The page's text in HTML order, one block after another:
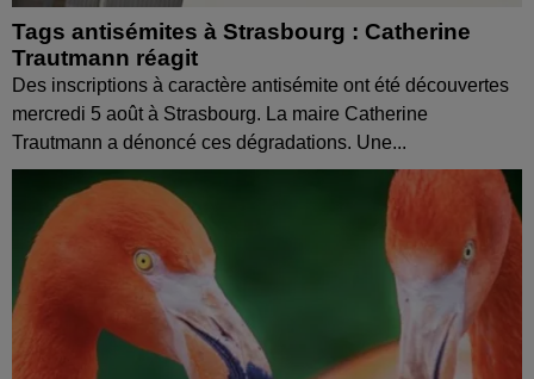
Tags antisémites à Strasbourg : Catherine
Trautmann réagit
Des inscriptions à caractère antisémite ont été découvertes
mercredi 5 août à Strasbourg. La maire Catherine
Trautmann a dénoncé ces dégradations. Une...